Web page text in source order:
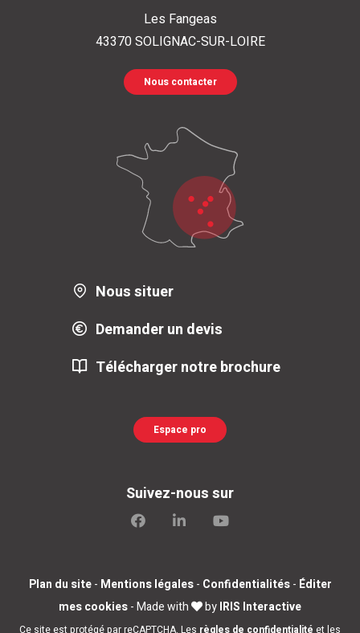
Les Fangeas
43370SOLIGNAC-SUR-LOIRE
Nous contacter
Nous situer
Demander un devis
Télécharger notre brochure
Espace pro
Suivez-nous sur
Plan du site- Mentions légales- Confidentialités - Éditer
mes cookies- Made with byIRIS Interactive
Ce site est protégé par reCAPTCHA. Les règles de confidentialité et les